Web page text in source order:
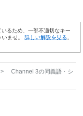
るため、一部不適切なキー
ませ。 詳しい解説を見る
> Channel 3の同義語・シ